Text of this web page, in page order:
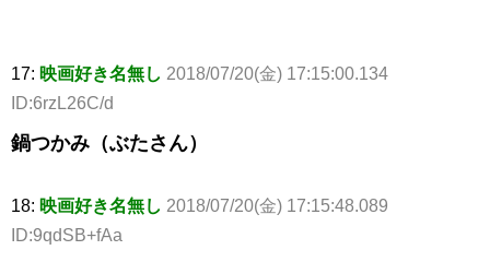
17: 映画好き名無し 2018/07/20(金) 17:15:00.134
ID:6rzL26C/d
鍋つかみ（ぶたさん）
18: 映画好き名無し 2018/07/20(金) 17:15:48.089
ID:9qdSB+fAa